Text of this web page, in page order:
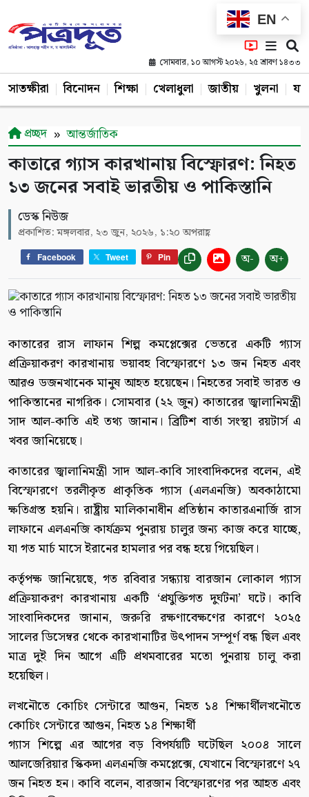
EN
সোমবার, ১০ আগস্ট ২০২৬, ২৫ শ্রাবণ ১৪৩৩
সাতক্ষীরা বিনোদন শিক্ষা খেলাধুলা জাতীয় খুলনা
প্রচ্ছদ আন্তর্জাতিক
কাতারে গ্যাস কারখানায় বিস্ফোরণ: নিহত
১৩ জনের সবাই ভারতীয় ও পাকিস্তানি
ডেস্ক নিউজ
প্রকাশিত: মঙ্গলবার, ২৩ জুন, ২০২৬, ১:২০ অপরাহ্ণ
Facebook Tweet Pin অ- অ+
কাতারের রাস লাফান শিল্প কমপ্লেক্সের ভেতরে একটি গ্যাস
প্রক্রিয়াকরণ কারখানায় ভয়াবহ বিস্ফোরণে ১৩ জন নিহত এবং
আরও ডজনখানেক মানুষ আহত হয়েছেন। নিহতের সবাই ভারত ও
পাকিস্তানের নাগরিক। সোমবার (২২ জুন) কাতারের জ্বালানিমন্ত্রী
সাদ আল-কাতি এই তথ্য জানান। ব্রিটিশ বার্তা সংস্থা রয়টার্স এ
খবর জানিয়েছে।
কাতারের জ্বালানিমন্ত্রী সাদ আল-কাবি সাংবাদিকদের বলেন, এই
বিস্ফোরণে তরলীকৃত প্রাকৃতিক গ্যাস (এলএনজি) অবকাঠামো
ক্ষতিগ্রস্ত হয়নি। রাষ্ট্রীয় মালিকানাধীন প্রতিষ্ঠান কাতারএনার্জি রাস
লাফানে এলএনজি কার্যক্রম পুনরায় চালুর জন্য কাজ করে যাচ্ছে,
যা গত মার্চ মাসে ইরানের হামলার পর বন্ধ হয়ে গিয়েছিল।
কর্তৃপক্ষ জানিয়েছে, গত রবিবার সন্ধ্যায় বারজান লোকাল গ্যাস
প্রক্রিয়াকরণ কারখানায় একটি ‘প্রযুক্তিগত দুর্ঘটনা’ ঘটে। কাবি
সাংবাদিকদের জানান, জরুরি রক্ষণাবেক্ষণের কারণে ২০২৫
সালের ডিসেম্বর থেকে কারখানাটির উৎপাদন সম্পূর্ণ বন্ধ ছিল এবং
মাত্র দুই দিন আগে এটি প্রথমবারের মতো পুনরায় চালু করা
হয়েছিল।
লখনৌতে কোচিং সেন্টারে আগুন, নিহত ১৪ শিক্ষার্থীলখনৌতে
কোচিং সেন্টারে আগুন, নিহত ১৪ শিক্ষার্থী
গ্যাস শিল্পে এর আগের বড় বিপর্যয়টি ঘটেছিল ২০০৪ সালে
আলজেরিয়ার স্কিকদা এলএনজি কমপ্লেক্সে, যেখানে বিস্ফোরণে ২৭
জন নিহত হন। কাবি বলেন, বারজান বিস্ফোরণের পর আহত এবং